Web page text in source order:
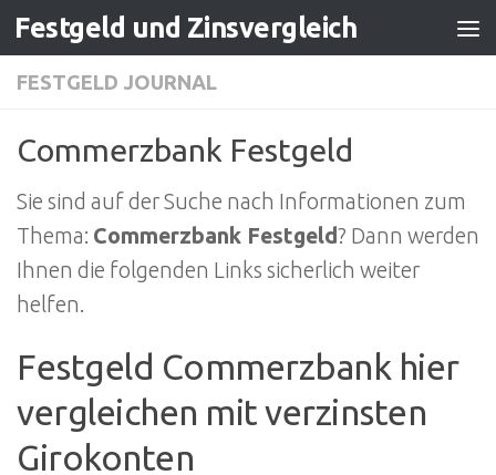
Zum Inhalt springen
Festgeld und Zinsvergleich
FESTGELD JOURNAL
Commerzbank Festgeld
Sie sind auf der Suche nach Informationen zum
Thema: Commerzbank Festgeld? Dann werden
Ihnen die folgenden Links sicherlich weiter
helfen.
Festgeld Commerzbank hier
vergleichen mit verzinsten
Girokonten